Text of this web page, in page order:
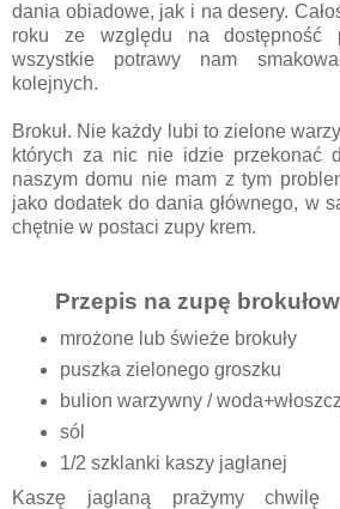
dania obiadowe, jak i na desery.
roku ze względu na dostępność
wszystkie potrawy nam
kolejnych.
Brokuł. Nie każdy lubi to zielone
których za nic nie idzie przekonać
naszym domu nie mam z tym
jako dodatek do dania głównego, w
chętnie w postaci zupy krem.
Przepis na zupę
mrożone lub świeże brokuły
puszka zielonego groszku
bulion warzywny /
sól
1/2 szklanki kaszy jaglanej
Kaszę jaglaną prażymy chwilę